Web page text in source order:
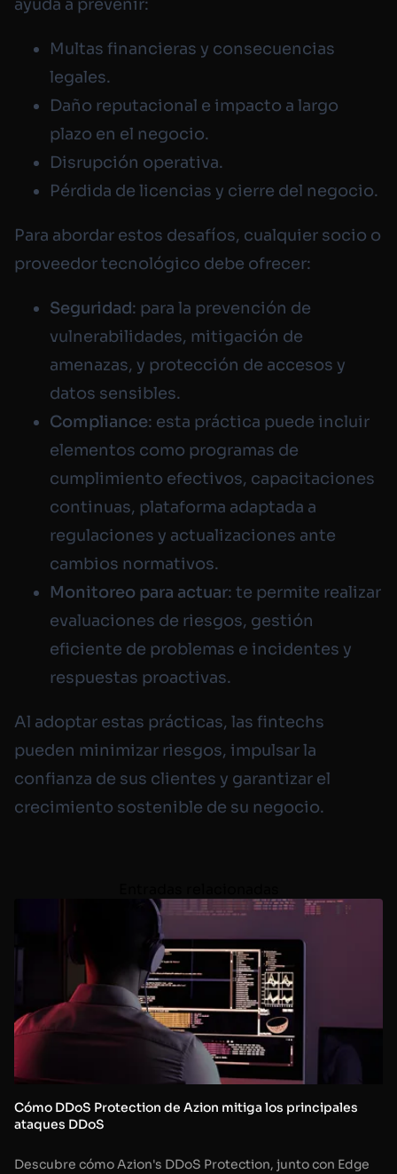
ayuda a prevenir:
Multas financieras y consecuencias
legales.
Daño reputacional e impacto a largo
plazo en el negocio.
Disrupción operativa.
Pérdida de licencias y cierre del negocio.
Para abordar estos desafíos, cualquier socio o
proveedor tecnológico debe ofrecer:
Seguridad: para la prevención de
vulnerabilidades, mitigación de
amenazas, y protección de accesos y
datos sensibles.
Compliance: esta práctica puede incluir
elementos como programas de
cumplimiento efectivos, capacitaciones
continuas, plataforma adaptada a
regulaciones y actualizaciones ante
cambios normativos.
Monitoreo para actuar: te permite realizar
evaluaciones de riesgos, gestión
eficiente de problemas e incidentes y
respuestas proactivas.
Al adoptar estas prácticas, las fintechs
pueden minimizar riesgos, impulsar la
confianza de sus clientes y garantizar el
crecimiento sostenible de su negocio.
Cómo DDoS Protection de Azion mitiga los principales
ataques DDoS
Descubre cómo Azion's DDoS Protection, junto con Edge